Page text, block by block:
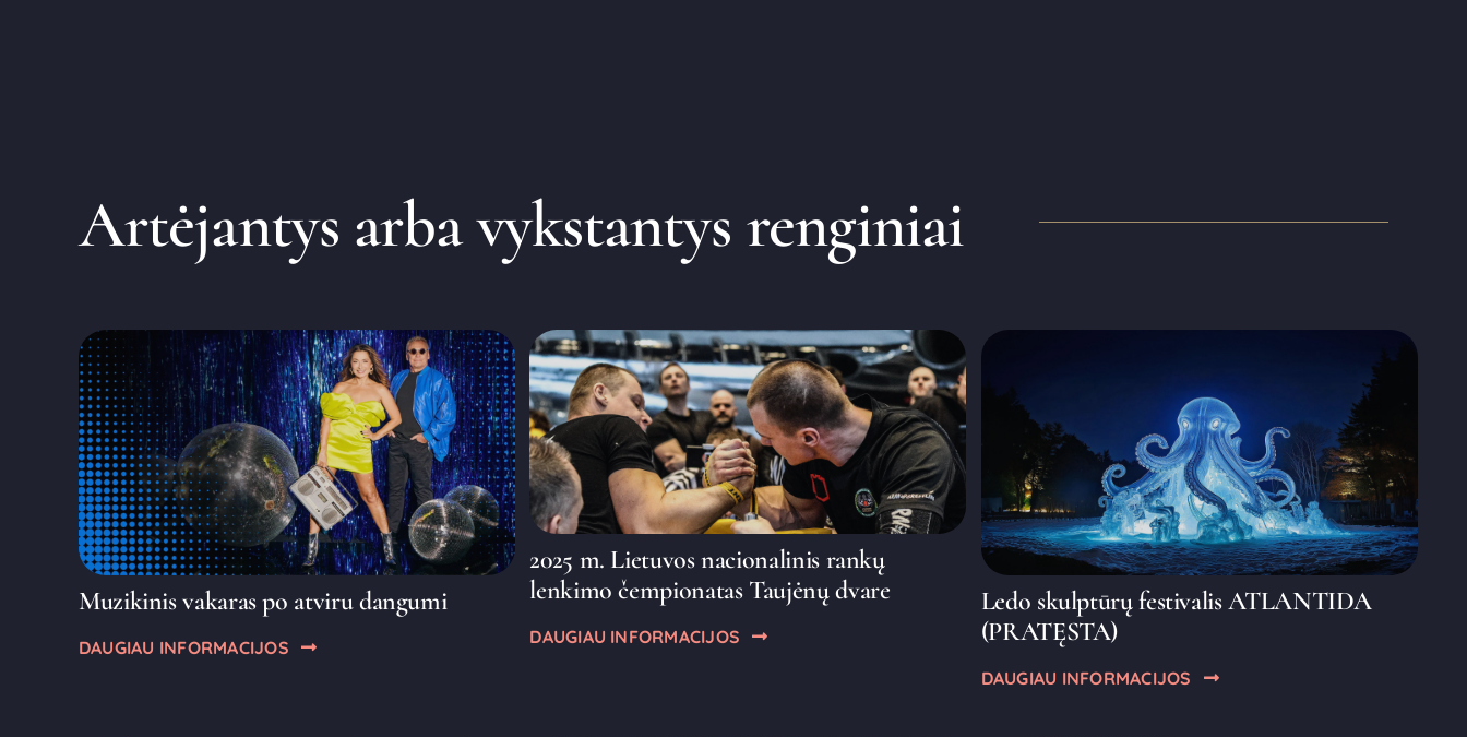
Artėjantys arba vykstantys renginiai
Muzikinis vakaras po atviru dangumi
DAUGIAU INFORMACIJOS
2025 m. Lietuvos nacionalinis rankų
lenkimo čempionatas Taujėnų dvare
DAUGIAU INFORMACIJOS
Ledo skulptūrų festivalis ATLANTIDA
(PRATĘSTA)
DAUGIAU INFORMACIJOS